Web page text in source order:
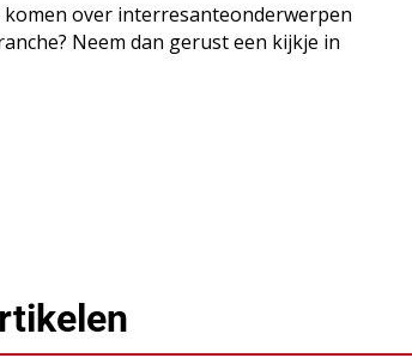
komen over interresanteonderwerpen
Neem dan gerust een kijkje in